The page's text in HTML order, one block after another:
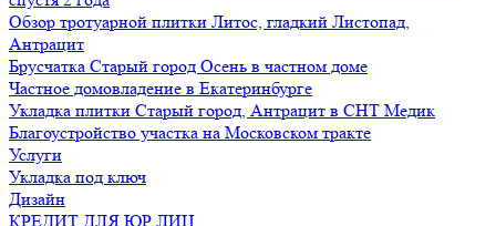
Обзор тротуарной плитки Литос, гладкий Листопад,
Антрацит
Брусчатка Старый город Осень в частном доме
Частное домовладение в Екатеринбурге
Укладка плитки Старый город, Антрацит в СНТ Медик
Благоустройство участка на Московском тракте
Услуги
Укладка под ключ
Дизайн
КРЕДИТ ДЛЯ ЮР ЛИЦ